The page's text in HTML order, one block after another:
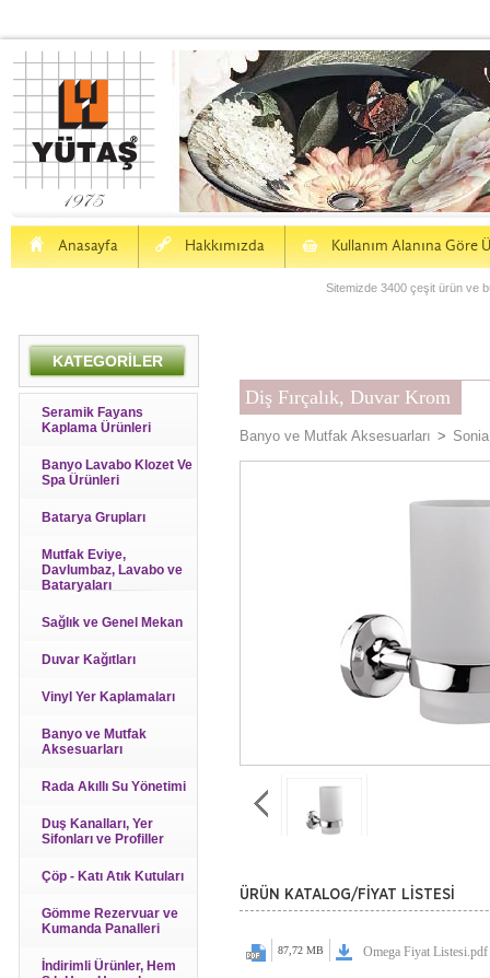
Anasayfa
H Hakkımızda
a Kullanım Alanına Göre
S
Sitemizde 3400 çeşit ürün ve
KATEGORİLER
Seramik Fayans
Kaplama Ürünleri
Banyo Lavabo Klozet Ve
Spa Ürünleri
Batarya Grupları
Mutfak Eviye,
Davlumbaz, Lavabo ve
Bataryaları
Sağlık ve Genel Mekan
Duvar Kağıtları
Vinyl Yer Kaplamaları
Banyo ve Mutfak
Aksesuarları
Rada Akıllı Su Yönetimi
Duş Kanalları, Yer
Sifonları ve Profiller
Çöp - Katı Atık Kutuları
Gömme Rezervuar ve
Kumanda Panalleri
İndirimli Ürünler, Hem
Diş Fırçalık, Duvar Krom
Banyo ve Mutfak Aksesuarları >
ÜRÜN KATALOG/FİYAT LİSTESİ
87,72 MB Omega Fiyat Listesi.pdf